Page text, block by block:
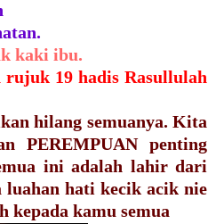
kaki ibu.
rujuk 19 hadis Rasullulah
hilang semuanya. Kita
PEREMPUAN penting
ini adalah lahir dari
luahan hati kecik acik nie
kepada kamu semua